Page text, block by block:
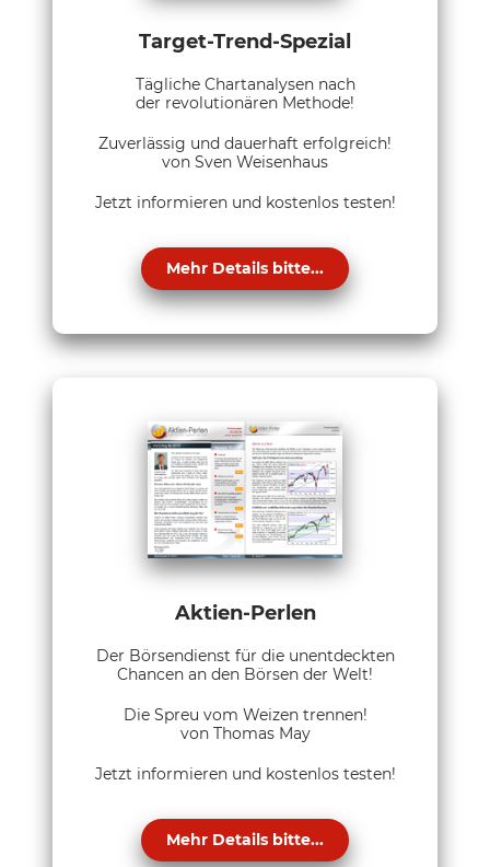
Target-Trend-Spezial
Tägliche Chartanalysen nach
der revolutionären Methode!
Zuverlässig und dauerhaft erfolgreich!
von Sven Weisenhaus
Jetzt informieren und kostenlos testen!
Mehr Details bitte...
Aktien-Perlen
Der Börsendienst für die unentdeckten
Chancen an den Börsen der Welt!
Die Spreu vom Weizen trennen!
von Thomas May
Jetzt informieren und kostenlos testen!
Mehr Details bitte...